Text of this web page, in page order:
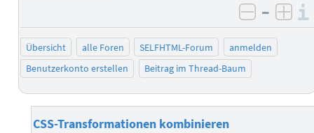
negativ
–
Übersicht alle Foren SELFHTML-Forum
anmelden
Benutzerkonto erstellen
Beitrag im Thread-Baum
CSS-Transformationen kombinieren